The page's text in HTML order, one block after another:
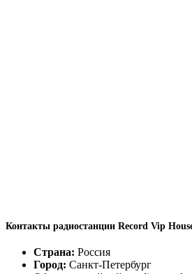
Контакты радиостанции Record Vip
Страна: Россия
Город: Санкт-Петербург